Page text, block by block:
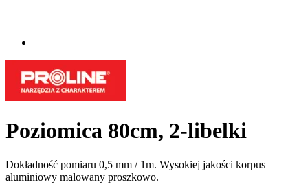
Poziomica 80cm, 2-libelki
Dokładność pomiaru 0,5 mm / 1m. Wysokiej jakości korpus
aluminiowy malowany proszkowo.